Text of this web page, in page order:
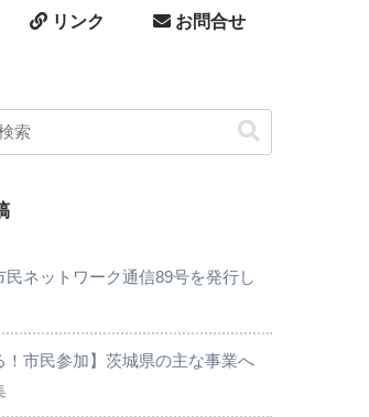
リンク お問合せ
民ネットワーク通信89号を発行し
！市民参加】茨城県の主な事業へ